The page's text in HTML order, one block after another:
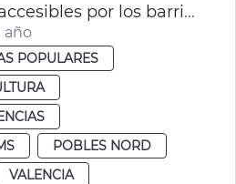
Visitas guiadas accesibles por los barrios de la ciudad
año
POPULARES
POBLES NORD
VALENCIA